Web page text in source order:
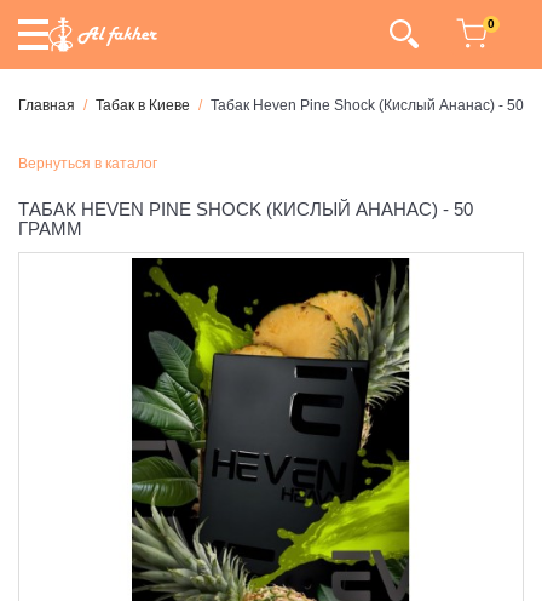
0
Главная Табак в Киеве Табак Heven Pine Shock (Кислый Ананас) - 50
Вернуться в каталог
ТАБАК HEVEN PINE SHOCK (КИСЛЫЙ АНАНАС) - 50
ГРАММ